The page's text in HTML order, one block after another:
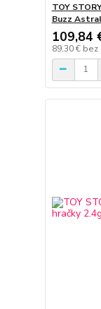
TOY
Buzz Astral
109,84
89,30 € bez